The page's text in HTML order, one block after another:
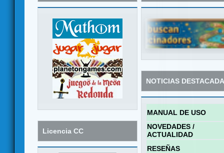
Licencia CC
NOTICIAS
MANUAL DE USO
NOVEDADES /
ACTUALIDAD
RESEÑAS